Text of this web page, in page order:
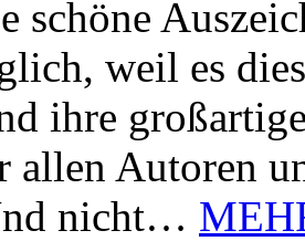
schöne
weil es
ihre
allen Autoren
nicht…